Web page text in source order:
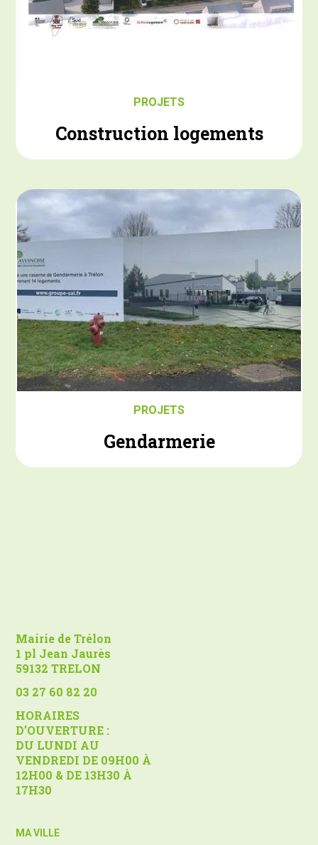
PROJETS
Construction logements
PROJETS
Gendarmerie
Mairie de Trélon
1 pl Jean Jaurès
59132 TRELON
03 27 60 82 20
HORAIRES
D’OUVERTURE :
DU LUNDI AU
VENDREDI DE 09H00 À
12H00 & DE 13H30 À
17H30
MA VILLE